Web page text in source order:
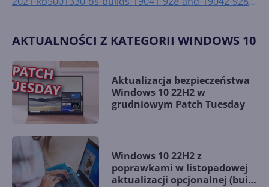
AKTUALNOŚCI Z KATEGORII WINDOWS 10
Aktualizacja bezpieczeństwa
Windows 10 22H2 w
grudniowym Patch Tuesday
Windows 10 22H2 z
poprawkami w listopadowej
aktualizacji opcjonalnej (build